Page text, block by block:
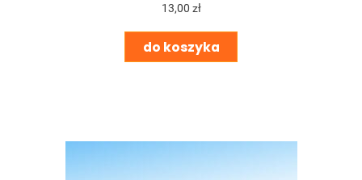
13,00 zł
do koszyka